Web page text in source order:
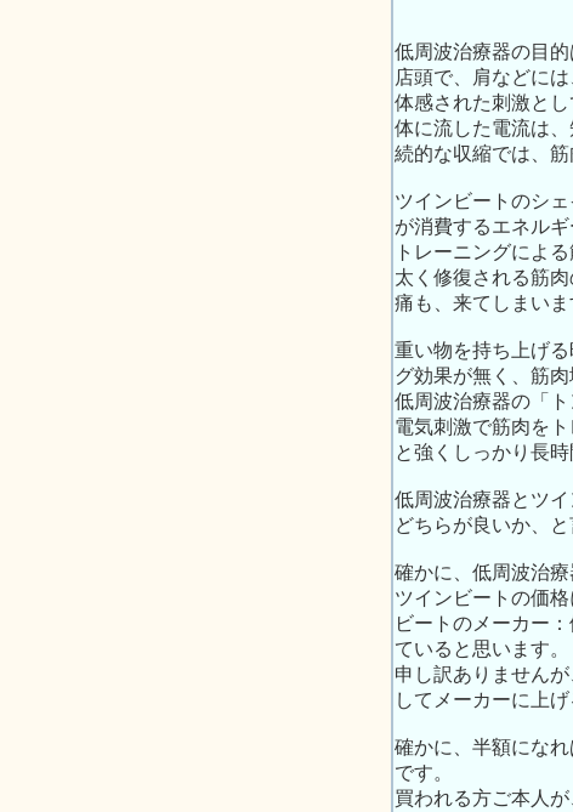
低周波治療器の目
店頭で、肩などに
体感された刺激と
体に流した電流は
続的な収縮では、
ツインビートのシ
が消費するエネル
トレーニングによ
太く修復される筋
痛も、来てしまいま
重い物を持ち上げ
グ効果が無く、筋
低周波治療器の「
電気刺激で筋肉を
と強くしっかり長
低周波治療器とツ
どちらが良いか、
確かに、低周波治
ツインビートの価
ビートのメーカー
ていると思います。
申し訳ありません
してメーカーに上
確かに、半額にな
です。
買われる方ご本人